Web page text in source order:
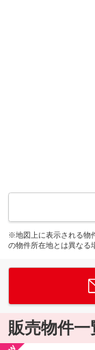
※地図上に表示される物
の物件所在地とは異なる
販売物件一